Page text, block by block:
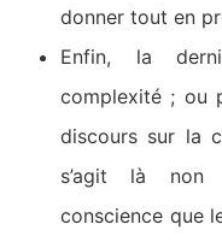
donner tout en
Enfin, la
complexité ; ou
discours sur la
s’agit là non
conscience que